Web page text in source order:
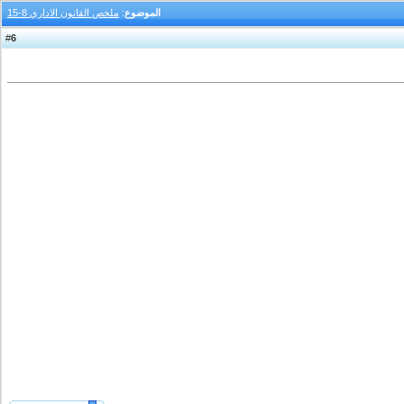
الموضوع: ملخص القانون الاداري 8-15
6